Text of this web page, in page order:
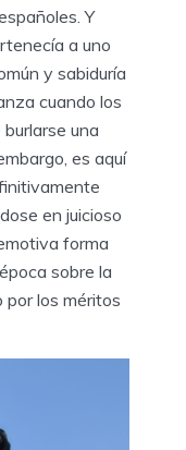
Y
a uno
y sabiduría
cuando los
una
es aquí
en juicioso
forma
sobre la
por los méritos